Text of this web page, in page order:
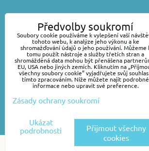
František Iša - DIRAKO
Náchodská 368, 54101
www.vsepropraci.cz,
E-mail:
Telefon: +420 499 817619,
Předvolby soukromí Zásady
Předvolby soukromí
Soubory cookie používáme k vylepšení vaší
tohoto webu, k analýze jeho výkonu a ke
shromažďování údajů o jeho používání. Můžeme
tomu použít nástroje a služby třetích stran a
shromážděná data mohou být přenášena
EU, USA nebo jiných zemích. Kliknutím na
všechny soubory cookie“ vyjadřujete svůj souhlas
tímto zpracováním. Níže můžete najít podrobné
informace nebo upravit své preference.
Zásady ochrany soukromí
Ukázat
podrobnosti
Přijmout všechny
cookies